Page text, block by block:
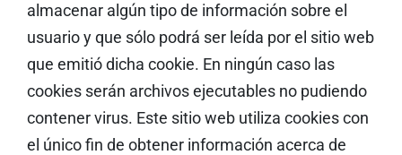
almacenar algún tipo de información sobre el
usuario y que sólo podrá ser leída por el sitio web
que emitió dicha cookie. En ningún caso las
cookies serán archivos ejecutables no pudiendo
contener virus. Este sitio web utiliza cookies con
el único fin de obtener información acerca de